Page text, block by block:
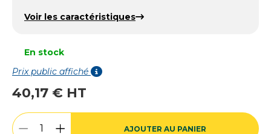
Voir les caractéristiques
En stock
Prix public affiché
40,17 € HT
AJOUTER AU PANIER